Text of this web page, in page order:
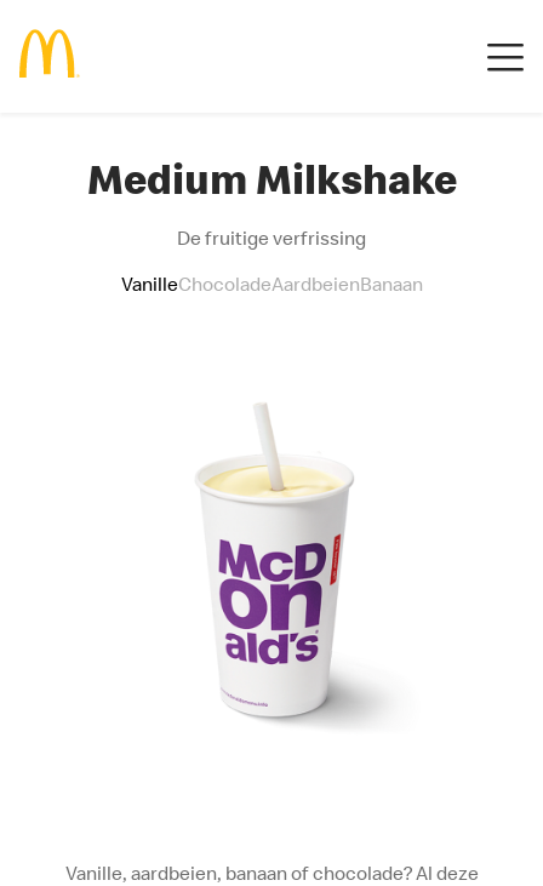
Medium Milkshake
De fruitige verfrissing
VanilleChocoladeAardbeienBanaan
Vanille, aardbeien, banaan of chocolade? Al deze